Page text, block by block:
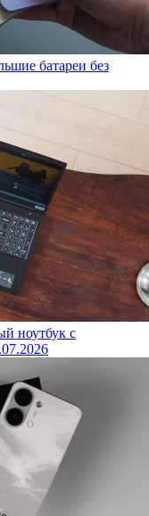
батареи без
ноутбук с